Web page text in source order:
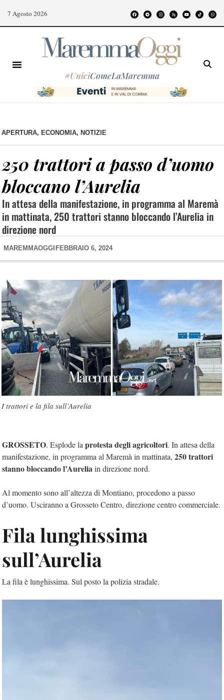
7 Agosto 2026
#UniciComeLaMaremma
APERTURA, ECONOMIA, NOTIZIE
250 trattori a passo d’uomo
bloccano l’Aurelia
In attesa della manifestazione, in programma al Maremà
in mattinata, 250 trattori stanno bloccando l’Aurelia in
direzione nord
MAREMMAOGGI FEBBRAIO 6, 2024
I trattori e la fila sull’Aurelia
GROSSETO. Esplode la protesta degli agricoltori. In attesa della
manifestazione, in programma al Maremà in mattinata, 250 trattori
stanno bloccando l’Aureliain direzione nord.
Al momento sono all’altezza di Montiano, procedono a passo
d’uomo. Usciranno a Grosseto Centro, direzione centro commerciale.
Fila lunghissima
sull’Aurelia
La fila è lunghissima. Sul posto la polizia stradale.